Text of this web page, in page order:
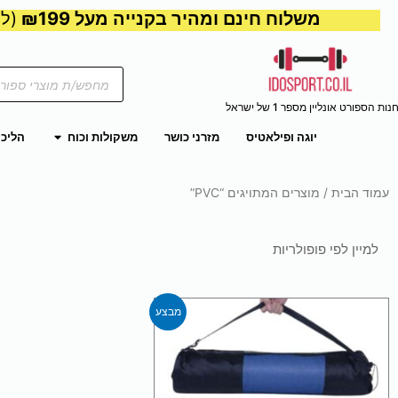
משלוח חינם ומהיר בקנייה מעל ₪199
חנות הספורט אונליין מספר 1 של ישראל
Products
search
יוגה ופילאטיס מזרני כושר משקולות וכוח פתח
עמוד הבית / מוצרים המתויגים “PVC”
מבצע
למוצר
יש
מספר
סוגים.